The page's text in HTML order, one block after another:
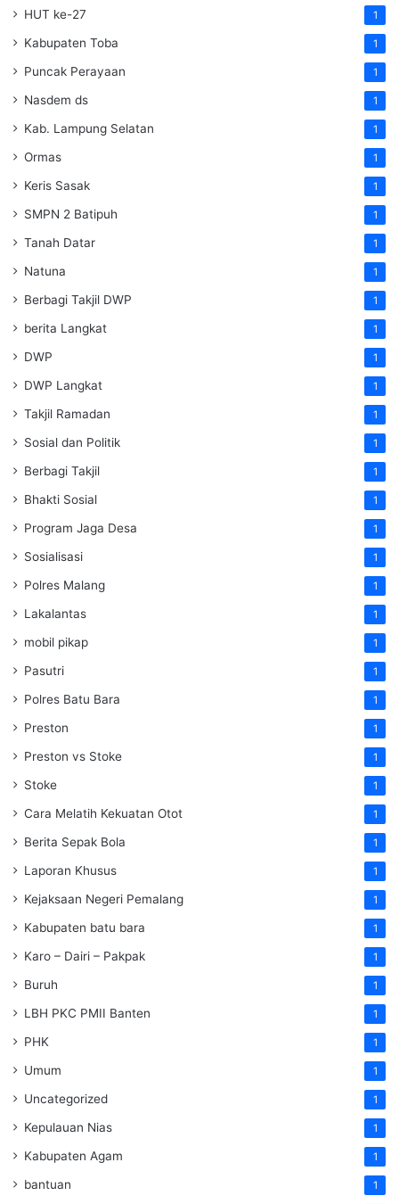
HUT ke-27 1
Kabupaten Toba 1
Puncak Perayaan 1
Nasdem ds 1
Kab. Lampung Selatan 1
Ormas 1
Keris Sasak 1
SMPN 2 Batipuh 1
Tanah Datar 1
Natuna 1
Berbagi Takjil DWP 1
berita Langkat 1
DWP 1
DWP Langkat 1
Takjil Ramadan 1
Sosial dan Politik 1
Berbagi Takjil 1
Bhakti Sosial 1
Program Jaga Desa 1
Sosialisasi 1
Polres Malang 1
Lakalantas 1
mobil pikap 1
Pasutri 1
Polres Batu Bara 1
Preston 1
Preston vs Stoke 1
Stoke 1
Cara Melatih Kekuatan Otot 1
Berita Sepak Bola 1
Laporan Khusus 1
Kejaksaan Negeri Pemalang 1
Kabupaten batu bara 1
Karo – Dairi – Pakpak 1
Buruh 1
LBH PKC PMII Banten 1
PHK 1
Umum 1
Uncategorized 1
Kepulauan Nias 1
Kabupaten Agam 1
bantuan 1